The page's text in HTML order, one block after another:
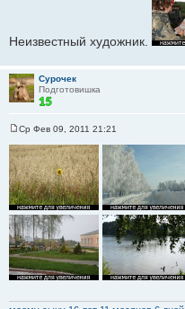
Неизвестный художник.
Сурочек
Подготовишка
о
о
б
щ
е
н
и
е
Ср Фев 09, 2011 21:21